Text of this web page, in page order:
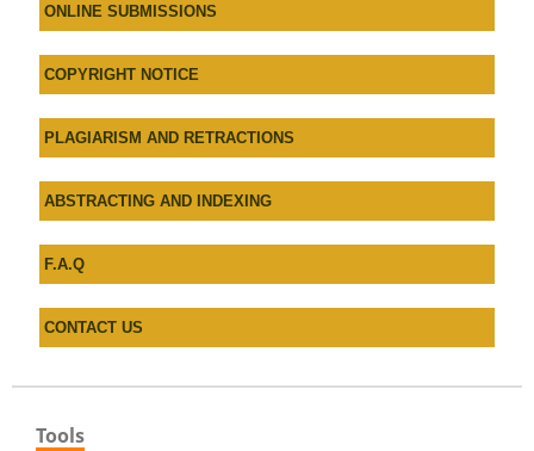
ONLINE SUBMISSIONS
COPYRIGHT NOTICE
PLAGIARISM AND RETRACTIONS
ABSTRACTING AND INDEXING
F.A.Q
CONTACT US
Tools